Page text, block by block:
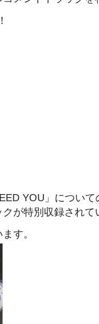
YOU」について
が特別収録されて
す。